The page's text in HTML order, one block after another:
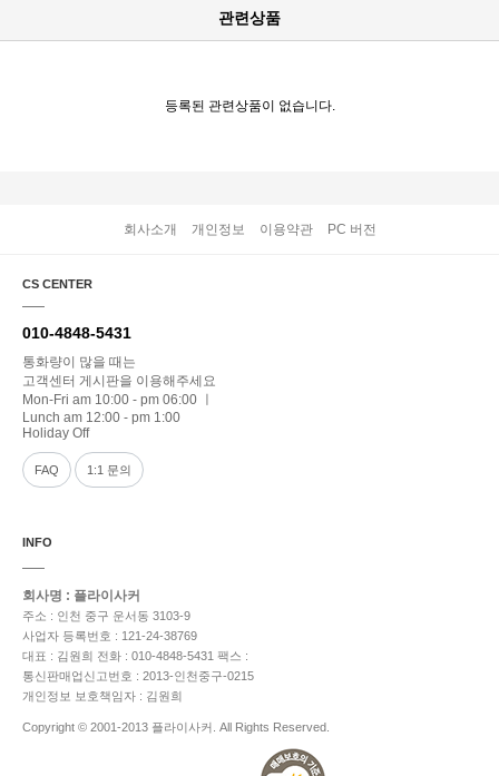
관련상품
등록된 관련상품이 없습니다.
회사소개 개인정보 이용약관 PC 버전
CS CENTER
010-4848-5431
통화량이 많을 때는
고객센터 게시판을 이용해주세요
Mon-Fri am 10:00 - pm 06:00 ㅣ
Lunch am 12:00 - pm 1:00
Holiday Off
FAQ 1:1 문의
INFO
회사명 : 플라이사커
주소 : 인천 중구 운서동 3103-9
사업자 등록번호 : 121-24-38769
대표 : 김원희 전화 : 010-4848-5431 팩스 :
통신판매업신고번호 : 2013-인천중구-0215
개인정보 보호책임자 : 김원희
Copyright © 2001-2013 플라이사커. All Rights Reserved.